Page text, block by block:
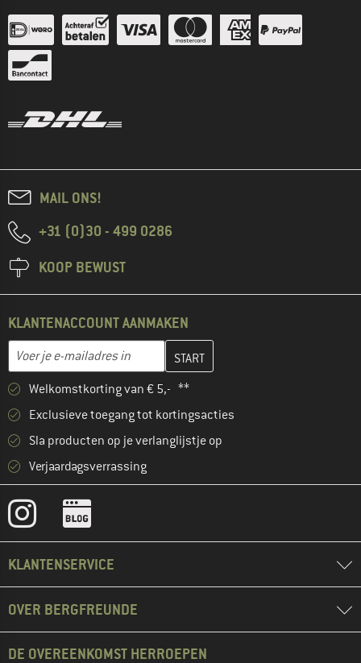
MAIL ONS!
+31 (0)30 - 499 0286
KOOP BEWUST
KLANTENACCOUNT AANMAKEN
E-mailadres
Vul je e-mailadres hier in en maak in de volgende stap je
Welkomstkorting van € 5,- **
Exclusieve toegang tot kortingsacties
Sla producten op je verlanglijstje op
Verjaardagsverrassing
KLANTENSERVICE
OVER BERGFREUNDE
DE OVEREENKOMST HERROEPEN